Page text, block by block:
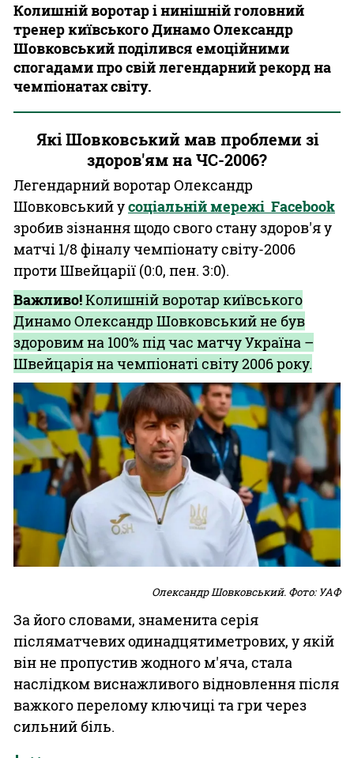
Колишній воротар і нинішній головний
тренер київського Динамо Олександр
Шовковський поділився емоційними
спогадами про свій легендарний рекорд на
чемпіонатах світу.
Які Шовковський мав проблеми зі
здоров'ям на ЧС-2006?
Легендарний воротар Олександр
Шовковський усоціальній мережі Facebook
зробив зізнання щодо свого стану здоров'я у
матчі 1/8 фіналу чемпіонату світу-2006
проти Швейцарії (0:0, пен. 3:0).
Важливо!Колишній воротар київського
Динамо Олександр Шовковський не був
здоровим на 100% під час матчу Україна –
Швейцарія на чемпіонаті світу 2006 року.
Олександр Шовковський. Фото: УАФ
За його словами, знаменита серія
післяматчевих одинадцятиметрових, у якій
він не пропустив жодного м'яча, стала
наслідком виснажливого відновлення після
важкого перелому ключиці та гри через
сильний біль.